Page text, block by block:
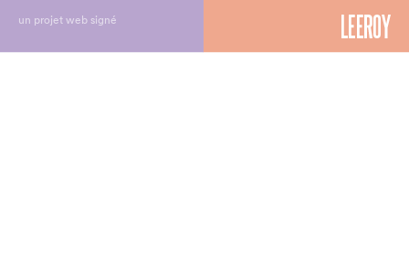
un projet web signé